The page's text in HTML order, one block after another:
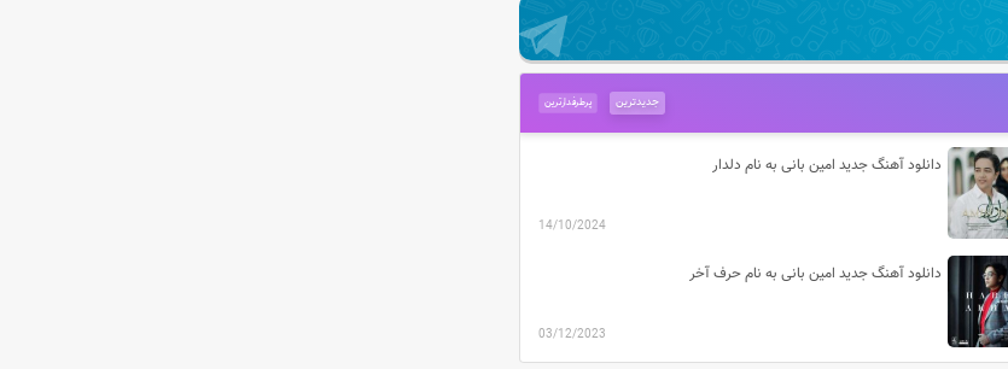
پرطرفدارترین جدیدترین
دانلود آهنگ جدید امین بانی به نام دلدار
14/10/2024
دانلود آهنگ جدید امین بانی به نام حرف آخر
03/12/2023